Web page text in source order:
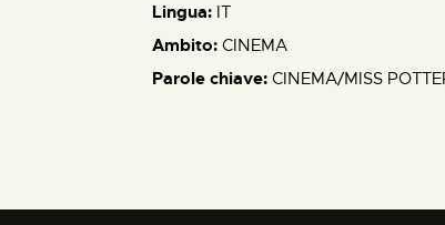
Lingua: IT
Ambito: CINEMA
Parole chiave: CINEMA/MISS